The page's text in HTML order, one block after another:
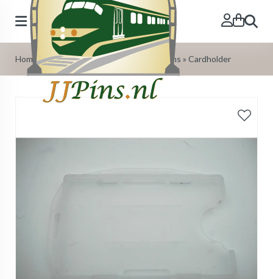
Search
Home»Our Products»JJPins.nl Logo items » Cardholder